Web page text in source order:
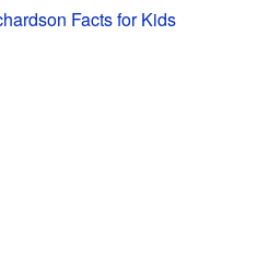
Facts for Kids